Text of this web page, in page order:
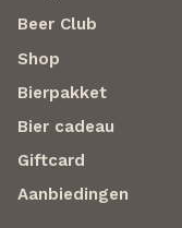
Beer Club
Shop
Bierpakket
Bier cadeau
Giftcard
Aanbiedingen